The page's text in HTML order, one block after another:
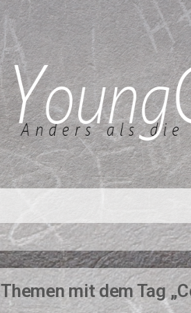
Themen mit dem Tag